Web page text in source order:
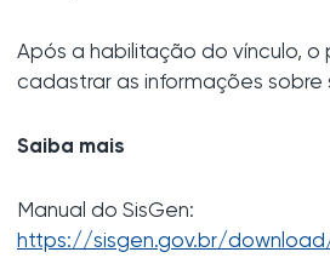
Após a habilitação do vínculo,
cadastrar as informações sobre
Saiba mais
Manual do SisGen:
https://sisgen.gov.br/